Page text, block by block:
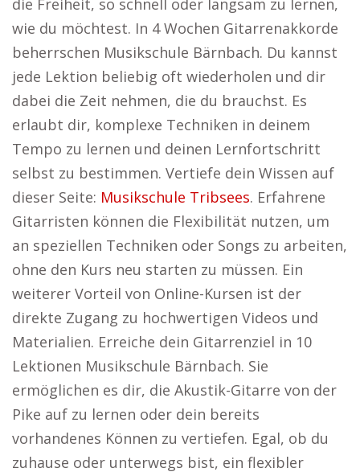
die Freiheit, so schnell oder langsam zu lernen,
wie du möchtest. In 4 Wochen Gitarrenakkorde
beherrschen Musikschule Bärnbach. Du kannst
jede Lektion beliebig oft wiederholen und dir
dabei die Zeit nehmen, die du brauchst. Es
erlaubt dir, komplexe Techniken in deinem
Tempo zu lernen und deinen Lernfortschritt
selbst zu bestimmen. Vertiefe dein Wissen auf
dieser Seite: Musikschule Tribsees. Erfahrene
Gitarristen können die Flexibilität nutzen, um
an speziellen Techniken oder Songs zu arbeiten,
ohne den Kurs neu starten zu müssen. Ein
weiterer Vorteil von Online-Kursen ist der
direkte Zugang zu hochwertigen Videos und
Materialien. Erreiche dein Gitarrenziel in 10
Lektionen Musikschule Bärnbach. Sie
ermöglichen es dir, die Akustik-Gitarre von der
Pike auf zu lernen oder dein bereits
vorhandenes Können zu vertiefen. Egal, ob du
zuhause oder unterwegs bist, ein flexibler